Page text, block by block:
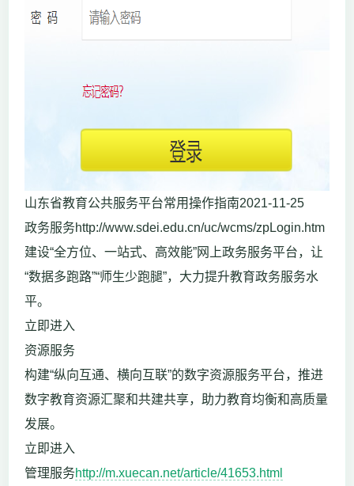
山东省教育公共服务平台常用操作指南2021-11-25
政务服务http://www.sdei.edu.cn/uc/wcms/zpLogin.htm
建设“全方位、一站式、高效能”网上政务服务平台，让
“数据多跑路”“师生少跑腿”，大力提升教育政务服务水
平。
立即进入
资源服务
构建“纵向互通、横向互联”的数字资源服务平台，推进
数字教育资源汇聚和共建共享，助力教育均衡和高质量
发展。
立即进入
管理服务http://m.xuecan.net/article/41653.html